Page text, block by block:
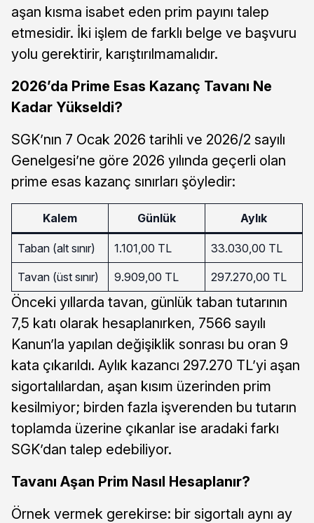
aşan kısma isabet eden prim payını talep
etmesidir. İki işlem de farklı belge ve başvuru
yolu gerektirir, karıştırılmamalıdır.
2026’da Prime Esas Kazanç Tavanı Ne
Kadar Yükseldi?
SGK’nın 7 Ocak 2026 tarihli ve 2026/2 sayılı
Genelgesi’ne göre 2026 yılında geçerli olan
prime esas kazanç sınırları şöyledir:
Kalem Günlük Aylık
Taban (alt sınır) 1.101,00 TL 33.030,00 TL
Tavan (üst sınır) 9.909,00 TL 297.270,00 TL
Önceki yıllarda tavan, günlük taban tutarının
7,5 katı olarak hesaplanırken, 7566 sayılı
Kanun’la yapılan değişiklik sonrası bu oran 9
kata çıkarıldı. Aylık kazancı 297.270 TL’yi aşan
sigortalılardan, aşan kısım üzerinden prim
kesilmiyor; birden fazla işverenden bu tutarın
toplamda üzerine çıkanlar ise aradaki farkı
SGK’dan talep edebiliyor.
Tavanı Aşan Prim Nasıl Hesaplanır?
Örnek vermek gerekirse: bir sigortalı aynı ay